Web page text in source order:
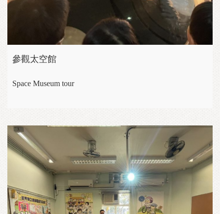
參觀太空館
Space Museum tour